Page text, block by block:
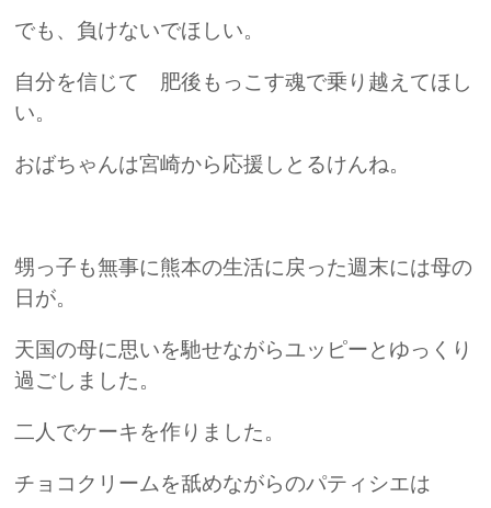
でも、負けないでほしい。
自分を信じて 肥後もっこす魂で乗り越えてほし
い。
おばちゃんは宮崎から応援しとるけんね。
甥っ子も無事に熊本の生活に戻った週末には母の
日が。
天国の母に思いを馳せながらユッピーとゆっくり
過ごしました。
二人でケーキを作りました。
チョコクリームを舐めながらのパティシエは